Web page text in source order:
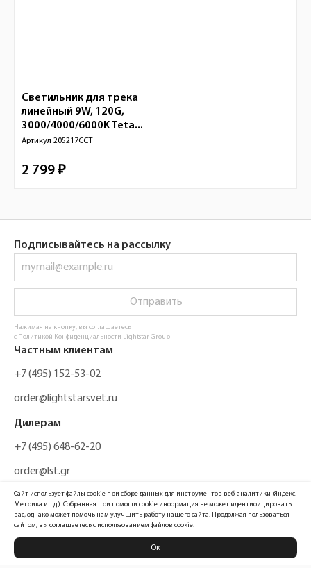
Светильник для трека
линейный 9W, 120G,
3000/4000/6000K Teta...
Артикул 205217CCT
2 799 ₽
Подписывайтесь на рассылку
Отправить
Нажимая на кнопку, вы соглашаетесь
с Политикой Конфиденциальности Lightstar Group
Частным клиентам
+7 (495) 152-53-02
order@lightstarsvet.ru
Дилерам
+7 (495) 648-62-20
order@lst.gr
Политика конфиденциальности
Сайт использует файлы cookie при сборе данных для инструментов веб-аналитики (Яндекс.
Метрика и т.д.). Собранная при помощи cookie информация не может идентифицировать
вас, однако может помочь нам улучшить работу нашего сайта. Продолжая пользоваться
сайтом, вы соглашаетесь с использованием файлов cookie.
Ок